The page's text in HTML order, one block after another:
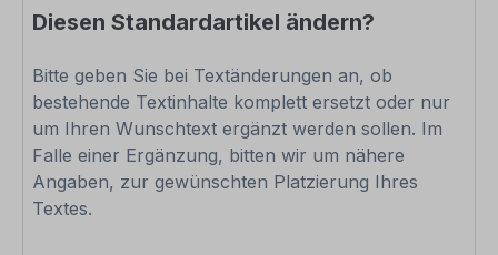
Diesen Standardartikel ändern?
Bitte geben Sie bei Textänderungen an, ob
bestehende Textinhalte komplett ersetzt oder nur
um Ihren Wunschtext ergänzt werden sollen. Im
Falle einer Ergänzung, bitten wir um nähere
Angaben, zur gewünschten Platzierung Ihres
Textes.